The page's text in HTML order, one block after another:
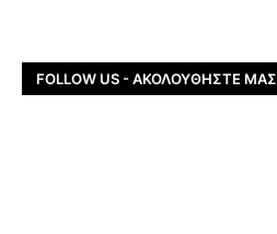
FOLLOW US - ΑΚΟΛΟΥΘΉΣΤΕ ΜΑΣ